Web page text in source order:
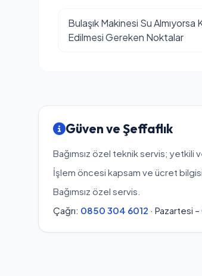
Bulaşık Makinesi Su Almıyorsa
Edilmesi Gereken Noktalar
Güven ve Şeffaflık
Bağımsız özel teknik servis; yetkili
İşlem öncesi kapsam ve ücret
Bağımsız özel servis.
Çağrı: 0850 304 6012 · Pazartesi